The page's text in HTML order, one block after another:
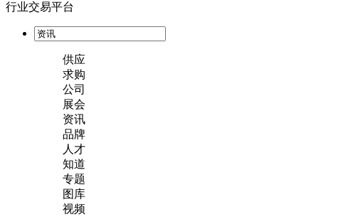
行业交易平台
供应
求购
公司
展会
资讯
品牌
人才
知道
专题
图库
视频